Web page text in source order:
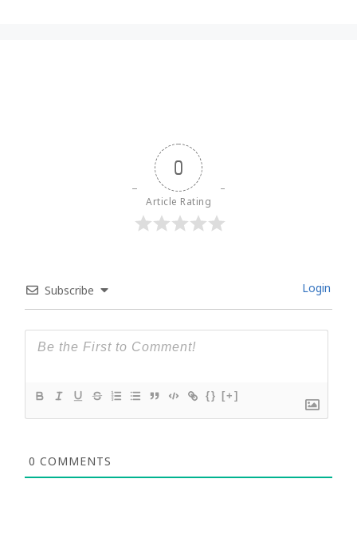
0
Article Rating
Subscribe Login
{} [+]
0 COMMENTS